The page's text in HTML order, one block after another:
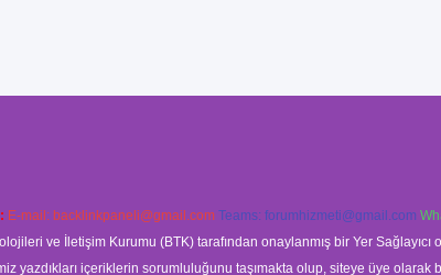
E-mail: backlinkpaneli@gmail.com Teams: forumhizmeti@gmail.com
ve İletişim Kurumu (BTK) tarafından onaylanmış bir Yer
yazdıkları içeriklerin sorumluluğunu taşımakta olup, siteye üye